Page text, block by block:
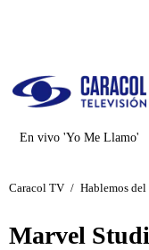
En vivo 'Yo Me Llamo'
Caracol TV / Hablemos
Marvel